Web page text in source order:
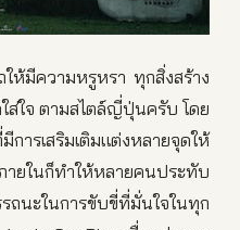
ให้มีความหรูหรา ทุกสิ่งสร้าง
ส่ใจ ตามสไตล์ญี่ปุ่นครับ โดย
ารเสริมเติมแต่งหลายจุดให้
ยในก็ทำให้หลายคนประทับ
นะในการขับขี่ที่มั่นใจในทุก